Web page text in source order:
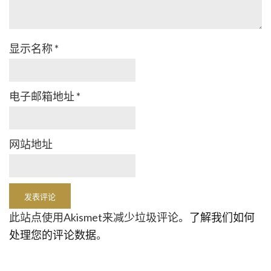
显示名称 *
电子邮箱地址 *
网站地址
此站点使用Akismet来减少垃圾评论。 了解我们如何
处理您的评论数据。